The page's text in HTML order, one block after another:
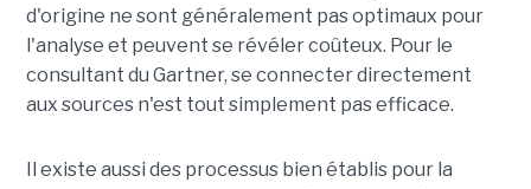
d'origine ne sont généralement pas optimaux pour
l'analyse et peuvent se révéler coûteux. Pour le
consultant du Gartner, se connecter directement
aux sources n'est tout simplement pas efficace.
Il existe aussi des processus bien établis pour la